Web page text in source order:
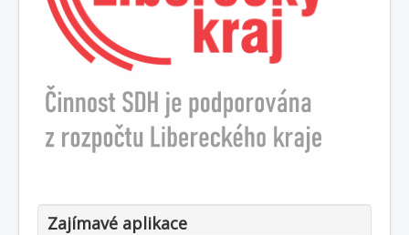
Zajímavé aplikace